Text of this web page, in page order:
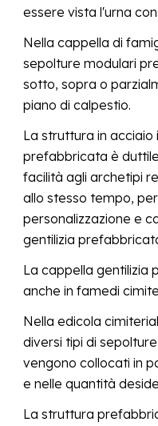
essere vista l'urna
Nella cappella di
sepolture modulari
sotto, sopra o
piano di calpestio.
La struttura in
prefabbricata è
facilità agli archetipi
allo stesso tempo,
personalizzazione e
gentilizia
La cappella gentilizia
anche in famedi
Nellaedicola
diversi tipi di
vengono collocati in
e nelle quantità
La struttura